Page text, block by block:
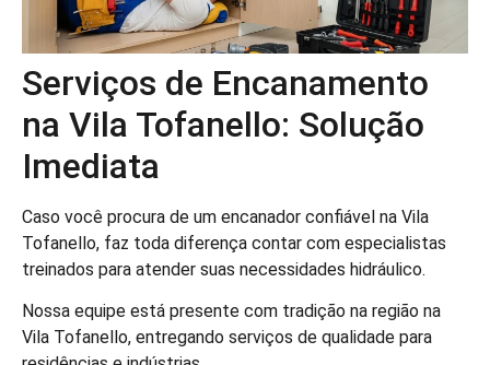
Serviços de Encanamento
na Vila Tofanello: Solução
Imediata
Caso você procura de um encanador confiável na Vila
Tofanello, faz toda diferença contar com especialistas
treinados para atender suas necessidades hidráulico.
Nossa equipe está presente com tradição na região na
Vila Tofanello, entregando serviços de qualidade para